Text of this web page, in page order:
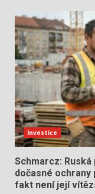
Investice
Schmarcz:
dočasné
fakt není její